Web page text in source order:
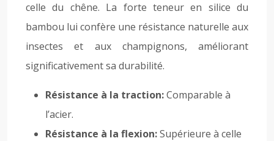
celle du chêne. La forte teneur en silice du
bambou lui confère une résistance naturelle aux
insectes et aux champignons, améliorant
significativement sa durabilité.
Résistance à la traction:Comparable à
l’acier.
Résistance à la flexion:Supérieure à celle